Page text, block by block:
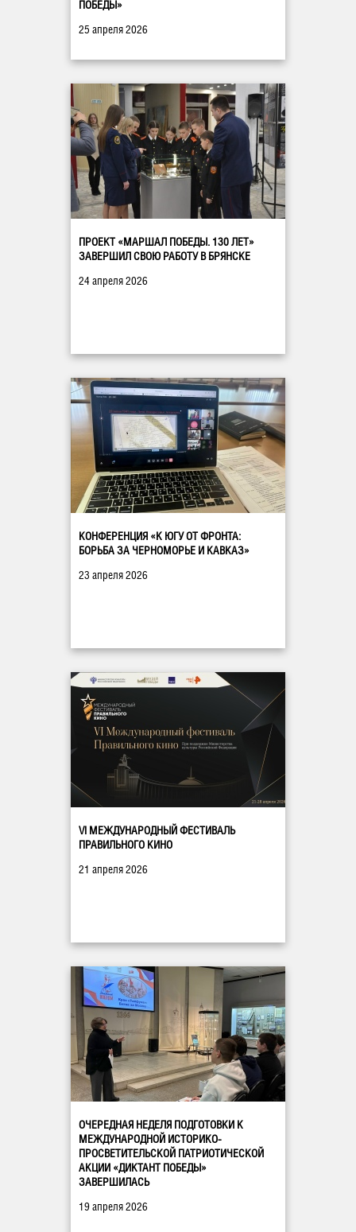
ПОБЕДЫ»
25 апреля 2026
ПРОЕКТ «МАРШАЛ ПОБЕДЫ. 130 ЛЕТ»
ЗАВЕРШИЛ СВОЮ РАБОТУ В БРЯНСКЕ
24 апреля 2026
КОНФЕРЕНЦИЯ «К ЮГУ ОТ ФРОНТА:
БОРЬБА ЗА ЧЕРНОМОРЬЕ И КАВКАЗ»
23 апреля 2026
VI МЕЖДУНАРОДНЫЙ ФЕСТИВАЛЬ
ПРАВИЛЬНОГО КИНО
21 апреля 2026
ОЧЕРЕДНАЯ НЕДЕЛЯ ПОДГОТОВКИ К
МЕЖДУНАРОДНОЙ ИСТОРИКО-
ПРОСВЕТИТЕЛЬСКОЙ ПАТРИОТИЧЕСКОЙ
АКЦИИ «ДИКТАНТ ПОБЕДЫ»
ЗАВЕРШИЛАСЬ
19 апреля 2026